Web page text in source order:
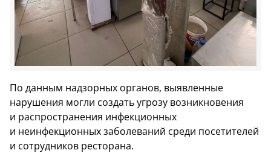
По данным надзорных органов, выявленные
нарушения могли создать угрозу возникновения
и распространения инфекционных
и неинфекционных заболеваний среди посетителей
и сотрудников ресторана.